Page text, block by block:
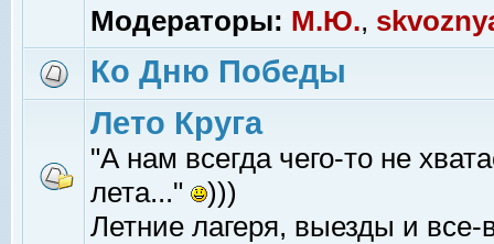
Модераторы: М.Ю.,
Ко Дню Победы
Лето Круга
"А нам всегда чего-то не
лета..."
)))
Летние лагеря, выезды и все-